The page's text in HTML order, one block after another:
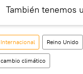
También tenemos
Internacional Reino Unido
cambio climático